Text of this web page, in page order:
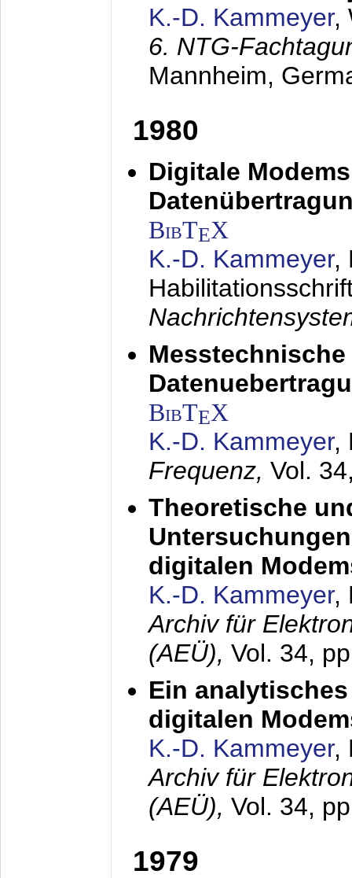
K.-D. Kammeyer,
6. NTG-
Mannheim,
1980
Digitale
BibTEX
K.-D. Kammeyer,
BibTEX
K.-D. Kammeyer,
Frequenz, Vol.
Theoretische
digitalen
K.-D. Kammeyer,
Archiv für
(AEÜ), Vol. 34,
Ein
digitalen
K.-D. Kammeyer,
Archiv für
(AEÜ), Vol. 34,
1979